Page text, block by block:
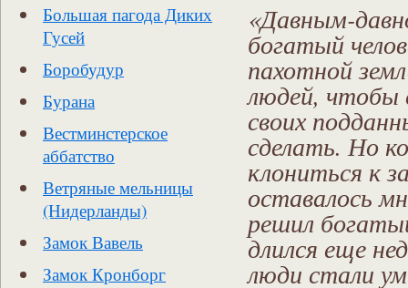
Большая пагода Диких
Гусей
Боробудур
Бурана
Вестминстерское
аббатство
Ветряные мельницы
(Нидерланды)
Замок Вавель
Замок Кронборг
«Давным-
богатый
пахотной
людей, чтобы
своих
сделать. Но
клониться к
оставалось
решил
длился еще
люди стали